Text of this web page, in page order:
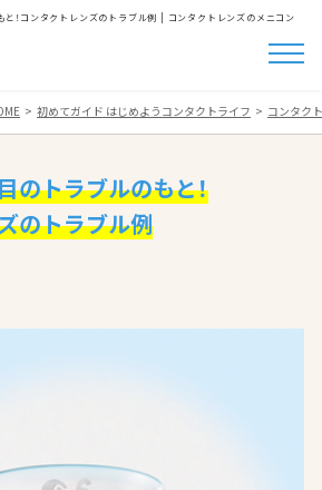
！コンタクトレンズのトラブル例 | コンタクトレンズのメニコン
初めてガイド はじめようコンタクトライフ コンタク
のトラブルのもと！
のトラブル例